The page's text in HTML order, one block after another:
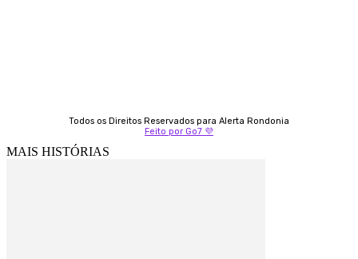
Todos os Direitos Reservados para Alerta Rondonia
Feito por Go7 💜
MAIS HISTÓRIAS